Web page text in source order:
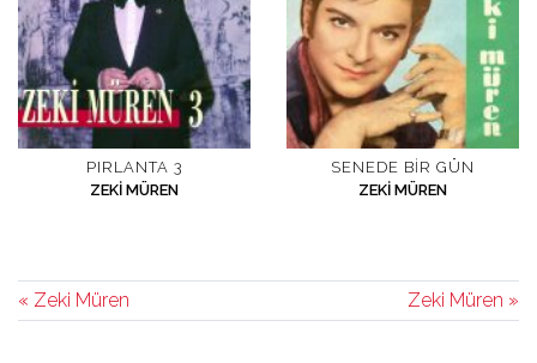
PIRLANTA 3
ZEKI MÜREN
SENEDE BIR GÜN
ZEKI MÜREN
« Zeki Müren Zeki Müren »